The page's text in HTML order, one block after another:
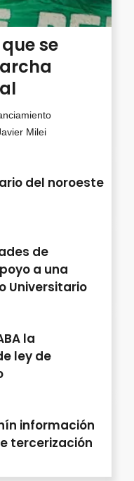
se
Milei
del noroeste
de
a una
Universitario
la
ley de
información
tercerización